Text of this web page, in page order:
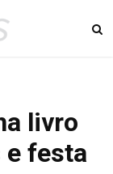
livro
festa